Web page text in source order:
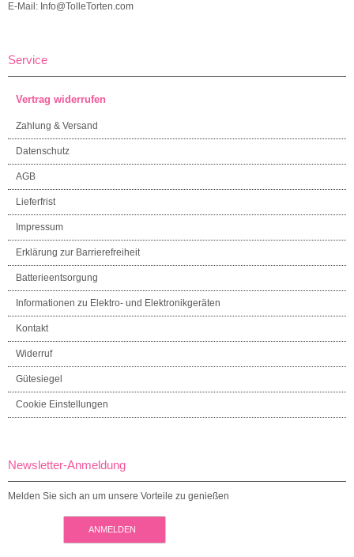
E-Mail: Info@TolleTorten.com
Service
Vertrag widerrufen
Zahlung & Versand
Datenschutz
AGB
Lieferfrist
Impressum
Erklärung zur Barrierefreiheit
Batterieentsorgung
Informationen zu Elektro- und Elektronikgeräten
Kontakt
Widerruf
Gütesiegel
Cookie Einstellungen
Newsletter-Anmeldung
Melden Sie sich an um unsere Vorteile zu genießen
ANMELDEN